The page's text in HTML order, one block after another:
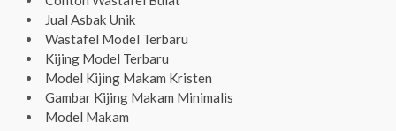
Jual Asbak Unik
Wastafel Model Terbaru
Kijing Model Terbaru
Model Kijing Makam Kristen
Gambar Kijing Makam Minimalis
Model Makam